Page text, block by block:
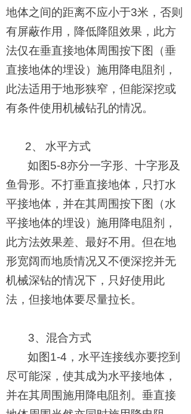
地体之间的距离不应小于3米，否则
有屏蔽作用，降低降阻效果，此方
法仅在垂直接地体周围按下图（垂
直接地体的埋设）施用降电阻剂，
此法适用于地形狭窄，但能深挖或
有条件使用机械钻孔的情况。
2、
水平方式
如图5-8亦分一字形、十字形及
鱼骨形。不打垂直接地体，只打水
平接地体，并在其周围按下图（水
平接地体的埋设）施用降电阻剂，
此方法效果差、最好不用。但在地
形宽阔而地质情况又不便深挖并无
机械深钻的情况下，只好使用此
法，但接地体要尽量拉长。
3、混合方式
如图1-4 ，水平连接线亦要挖到
尽可能深，使其成为水平接地体，
并在其周围施用降电阻剂。垂直接